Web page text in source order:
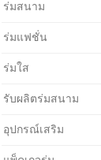
ร่มสนาม
ร่มแฟชั่น
ร่มใส
รับผลิตร่มสนาม
อุปกรณ์เสริม